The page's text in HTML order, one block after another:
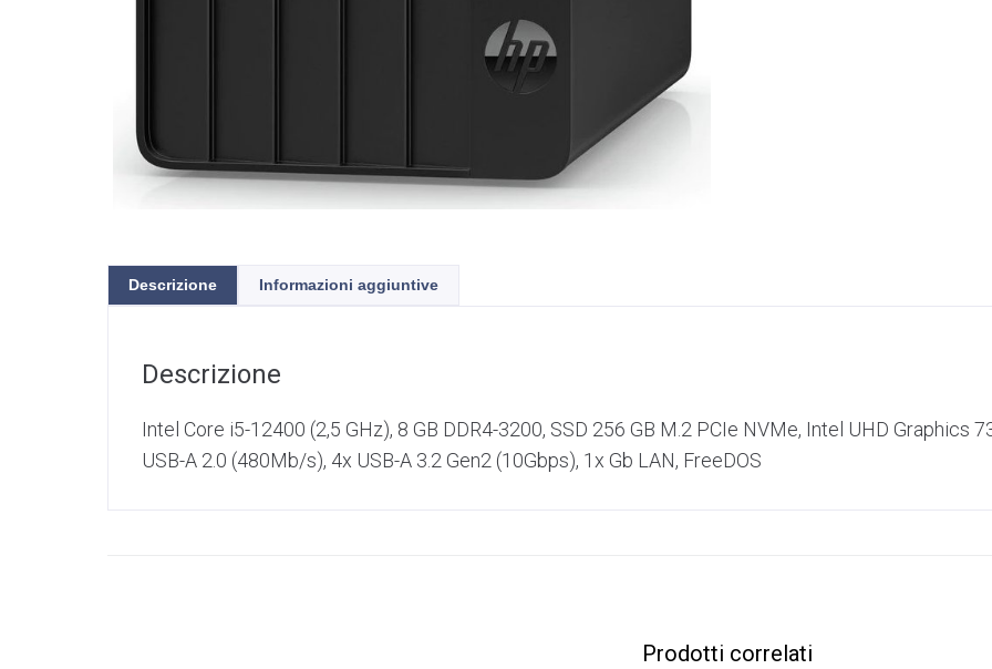
Descrizione Informazioni aggiuntive
Descrizione
Intel Core i5-12400 (2,5 GHz), 8 GB DDR4-3200, SSD 256 GB M.2 PCIe NVMe, Intel UHD Graphics
USB-A 2.0 (480Mb/​s), 4x USB-A 3.2 Gen2 (10Gbps), 1x Gb LAN, FreeDOS
Prodotti correlati